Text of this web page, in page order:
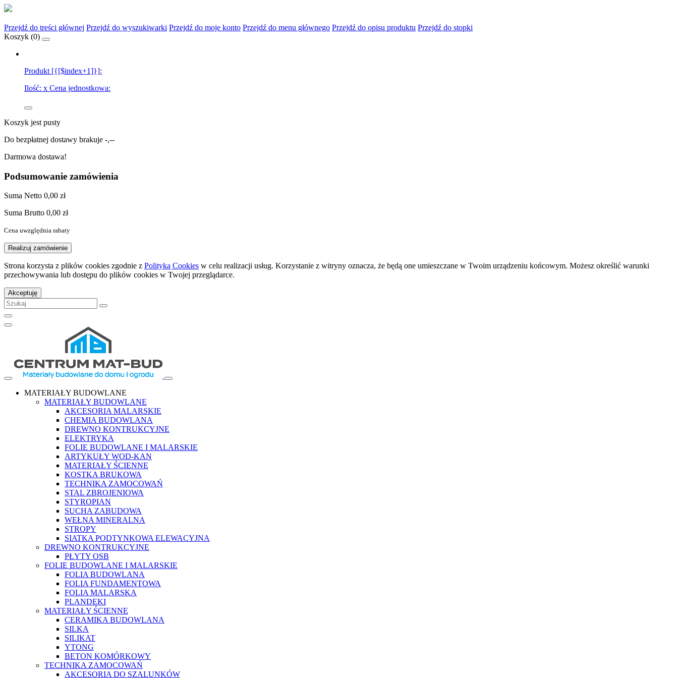
Przejdź do treści głównej Przejdź do wyszukiwarki Przejdź do moje konto Przejdź do menu głównego Przejdź do opisu produktu Przejdź do stopki
Koszyk (0)
Produkt [{[$index+1]}]:
Ilość: x Cena jednostkowa:
Koszyk jest pusty
Do bezpłatnej dostawy brakuje -,--
Darmowa dostawa!
Podsumowanie zamówienia
Suma Netto 0,00 zł
Suma Brutto 0,00 zł
Cena uwzględnia rabaty
Realizuj zamówienie
Strona korzysta z plików cookies zgodnie z Polityką Cookies w celu realizacji usług. Korzystanie z witryny oznacza, że będą one umieszczane w Twoim urządzeniu końcowym. Możesz określić warunki
przechowywania lub dostępu do plików cookies w Twojej przeglądarce.
Akceptuję
MATERIAŁY BUDOWLANE
MATERIAŁY BUDOWLANE
AKCESORIA MALARSKIE
CHEMIA BUDOWLANA
DREWNO KONTRUKCYJNE
ELEKTRYKA
FOLIE BUDOWLANE I MALARSKIE
ARTYKUŁY WOD-KAN
MATERIAŁY ŚCIENNE
KOSTKA BRUKOWA
TECHNIKA ZAMOCOWAŃ
STAL ZBROJENIOWA
STYROPIAN
SUCHA ZABUDOWA
WEŁNA MINERALNA
STROPY
SIATKA PODTYNKOWA ELEWACYJNA
DREWNO KONTRUKCYJNE
PŁYTY OSB
FOLIE BUDOWLANE I MALARSKIE
FOLIA BUDOWLANA
FOLIA FUNDAMENTOWA
FOLIA MALARSKA
PLANDEKI
MATERIAŁY ŚCIENNE
CERAMIKA BUDOWLANA
SILKA
SILIKAT
YTONG
BETON KOMÓRKOWY
TECHNIKA ZAMOCOWAŃ
AKCESORIA DO SZALUNKÓW